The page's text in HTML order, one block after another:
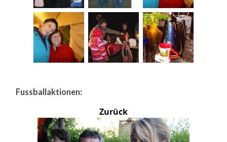
Fussballaktionen:
Zurück